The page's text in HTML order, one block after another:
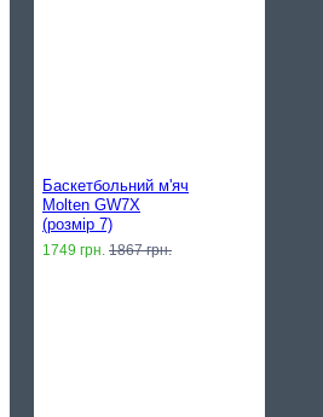
Баскетбольний м'яч
Molten GW7X
(розмір 7)
1749 грн. 1867 грн.